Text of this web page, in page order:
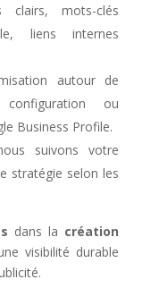
clairs, mots-clés
liens internes
autour de
ou
Business Profile.
suivons votre
stratégie selon les
dans la création
visibilité durable